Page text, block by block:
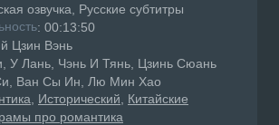
озвучка, Русские субтитры
: 00:13:50
Цзин Вэнь
У Лань, Чэнь И Тянь, Цзинь Сюань
Ван Сы Ин, Лю Мин Хао
Исторический
Китайские
про романтика